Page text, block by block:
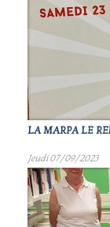
LA MARPA LE
Jeudi 07/09/2023